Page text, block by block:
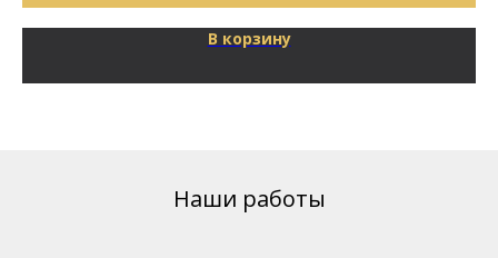
В корзину
Наши работы